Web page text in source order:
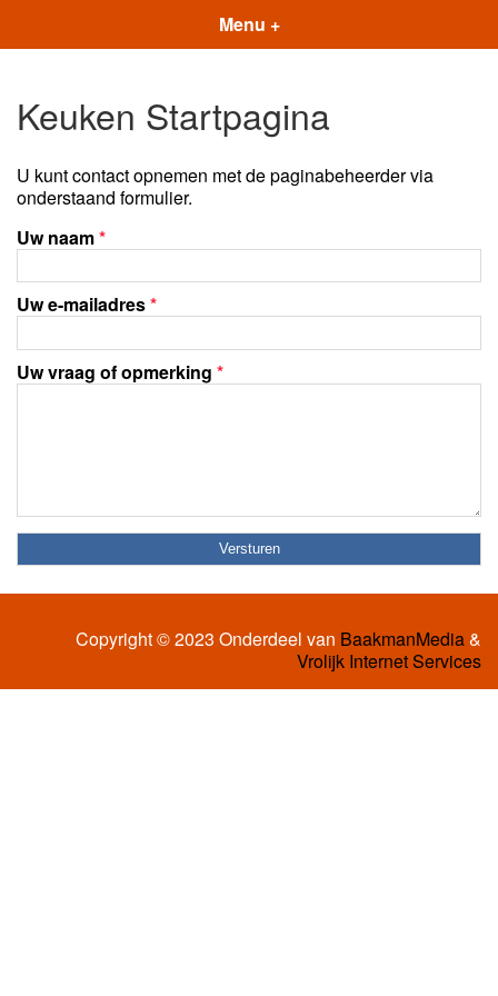
Menu +
Keuken Startpagina
U kunt contact opnemen met de paginabeheerder via
onderstaand formulier.
Uw naam*
Uw e-mailadres*
Uw vraag of opmerking *
Copyright © 2023 Onderdeel van BaakmanMedia&
Vrolijk Internet Services